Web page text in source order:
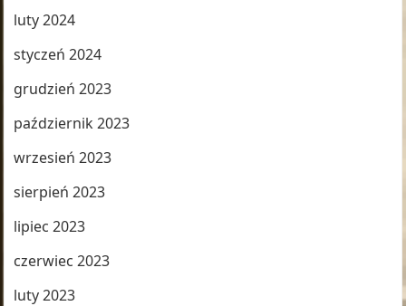
luty 2024
styczeń 2024
grudzień 2023
październik 2023
wrzesień 2023
sierpień 2023
lipiec 2023
czerwiec 2023
luty 2023